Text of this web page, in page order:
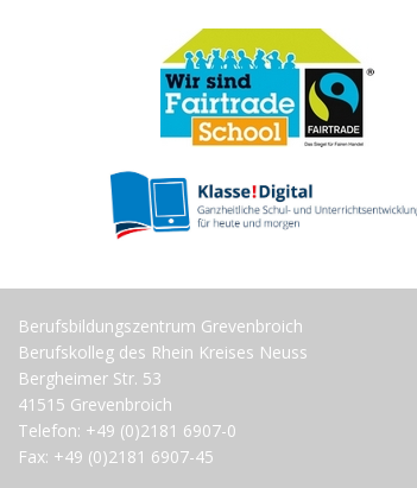
Berufsbildungszentrum Grevenbroich
Berufskolleg des Rhein Kreises Neuss
Bergheimer Str. 53
41515 Grevenbroich
Telefon: +49 (0)2181 6907-0
Fax: +49 (0)2181 6907-45